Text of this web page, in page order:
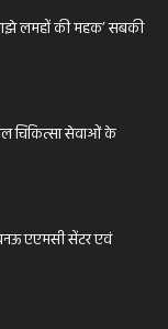
लमहों की महक’ सबकी
चिकित्सा सेवाओं के
एएमसी सेंटर एवं